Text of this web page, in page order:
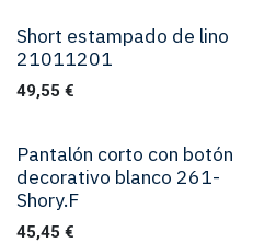
Short estampado de lino
21011201
49,55 €
Pantalón corto con botón
decorativo blanco 261-
Shory.F
45,45 €